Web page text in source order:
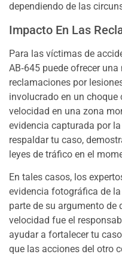
dependiendo de las
Impacto En Las
Para las víctimas de
AB‑645 puede ofrecer
reclamaciones por
involucrado en un choque
velocidad en una zona
evidencia capturada por
respaldar tu caso,
leyes de tráfico en el
En tales casos, los
evidencia fotográfica de
parte de su argumento de
velocidad fue el
ayudar a fortalecer tu
que las acciones del otro